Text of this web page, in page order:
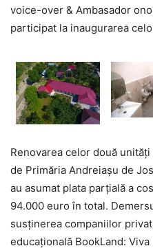
voice-over & Ambasador
participat la inaugurarea
Renovarea celor două
de Primăria Andreiașu de
au asumat plata parțială a
94.000 euro în total.
susținerea companiilor
educațională BookLand: